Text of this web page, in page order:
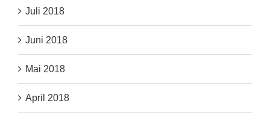
Juli 2018
Juni 2018
Mai 2018
April 2018